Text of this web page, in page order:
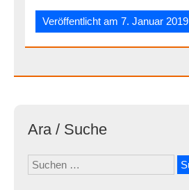
Veröffentlicht am7. Januar 2019
Ara / Suche
Suchen
nach: